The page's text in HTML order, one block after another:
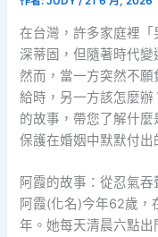
在台灣，許多家庭裡
深蒂固，但隨著時代變
然而，當一方突然不
給時，另一方該怎麼
的故事，帶您了解什
保護在婚姻中默默付出
阿霞的故事：從忍氣吞
阿霞(化名)今年62歲，
年。她每天清晨六點